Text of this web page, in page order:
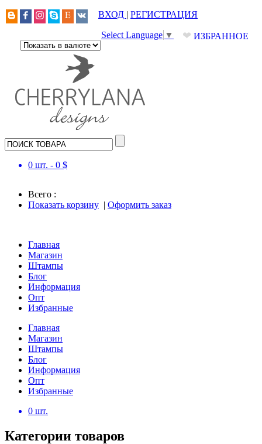
ВХОД | РЕГИСТРАЦИЯ
❤ ИЗБРАННОЕ
Select Language ▼
0 шт. - 0 $
Всего :
Показать корзину | Оформить заказ
Главная
Магазин
Штампы
Блог
Информация
Опт
Избранные
Главная
Магазин
Штампы
Блог
Информация
Опт
Избранные
0 шт.
Категории товаров